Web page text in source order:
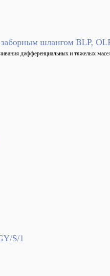
шлангом BLP,
дифференциальных и тяжелых
S/1